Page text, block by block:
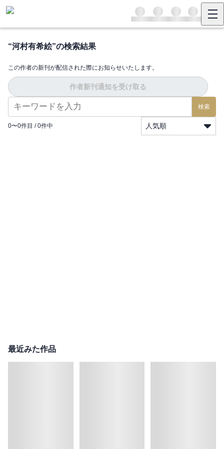
“河村有希絵”の検索結果
この作者の新刊が配信された際にお知らせいたします。
作者新刊通知を受け取る
検索
0〜0件目 / 0件中 人気順
最近みた作品